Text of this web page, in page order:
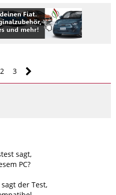
2 3
sagt,
PC?
der Test,